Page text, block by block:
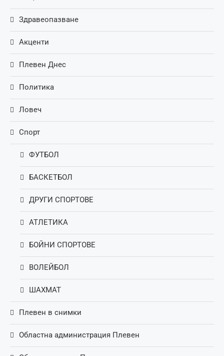
Здравеопазване
Акценти
Плевен Днес
Политика
Ловеч
Спорт
ФУТБОЛ
БАСКЕТБОЛ
ДРУГИ СПОРТОВЕ
АТЛЕТИКА
БОЙНИ СПОРТОВЕ
ВОЛЕЙБОЛ
ШАХМАТ
Плевен в снимки
Областна администрация Плевен